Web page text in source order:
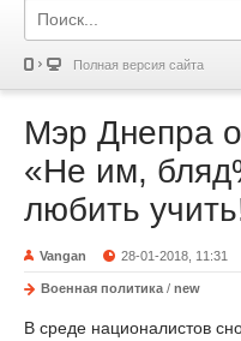
Полная версия сайта
Мэр Днепра
«Не им,
любить
Vangan 28-01-2018, 11:31
Военная политика / new
В среде националистов